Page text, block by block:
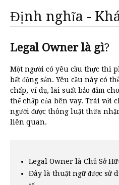
Định nghĩa -
Legal Owner là gì?
Một người có yêu cầu thực thi
bất động sản. Yêu cầu này có
chấp, ví dụ, lãi suất bảo đảm
thế chấp của bên vay. Trái với
người được thông luật thừa
liên quan.
Legal Owner là Chủ Sở
Đây là thuật ngữ được sử